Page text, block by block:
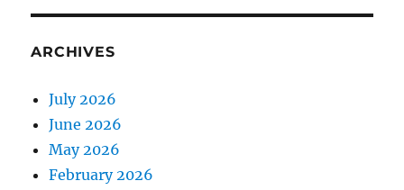
ARCHIVES
July 2026
June 2026
May 2026
February 2026